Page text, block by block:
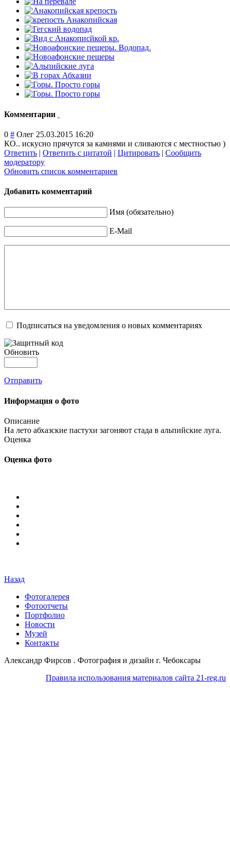
Комментарии
0 # Олег 25.03.2015 16:20
КО.. искусно прячутся за камнями и сливаются с местностью )
Ответить | Ответить с цитатой | Цитировать | Сообщить
модератору
Обновить список комментариев
Добавить комментарий
Имя (обязательно)
E-Mail
Подписаться на уведомления о новых комментариях
Обновить
Отправить
Информация о фото
Описание
На лето абхазские пастухи загоняют стада в альпийские луга.
Оценка
Оценка фото
Назад
Фотогалерея
Фотоотчеты
Портфолио
Новости
Музей
Контакты
Александр Фирсов . Фотография и дизайн г. Чебоксары
Правила использования материалов сайта 21-reg.ru